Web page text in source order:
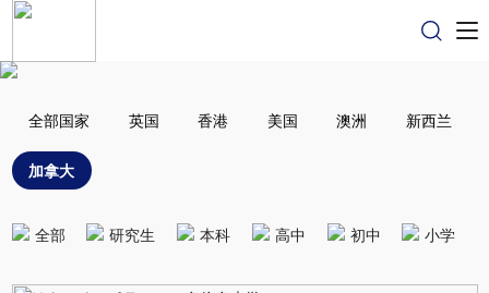
全部国家 英国 香港 美国 澳洲 新西兰
加拿大
全部 研究生 本科 高中 初中 小学